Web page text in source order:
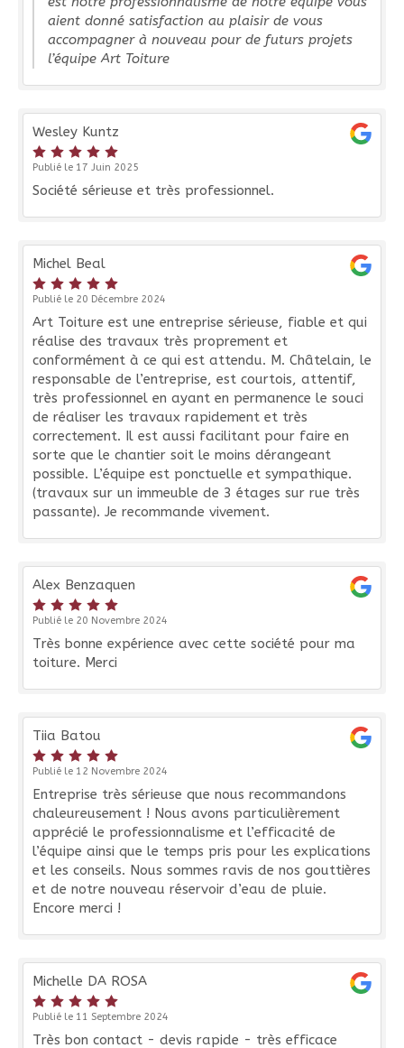
aient donné satisfaction au plaisir de vous
accompagner à nouveau pour de futurs projets
l’équipe Art Toiture
Wesley Kuntz
Publié le 17 Juin 2025
Société sérieuse et très professionnel.
Michel Beal
Publié le 20 Décembre 2024
Art Toiture est une entreprise sérieuse, fiable et qui
réalise des travaux très proprement et
conformément à ce qui est attendu. M. Châtelain, le
responsable de l’entreprise, est courtois, attentif,
très professionnel en ayant en permanence le souci
de réaliser les travaux rapidement et très
correctement. Il est aussi facilitant pour faire en
sorte que le chantier soit le moins dérangeant
possible. L’équipe est ponctuelle et sympathique.
(travaux sur un immeuble de 3 étages sur rue très
passante). Je recommande vivement.
Alex Benzaquen
Publié le 20 Novembre 2024
Très bonne expérience avec cette société pour ma
toiture. Merci
Tiia Batou
Publié le 12 Novembre 2024
Entreprise très sérieuse que nous recommandons
chaleureusement ! Nous avons particulièrement
apprécié le professionnalisme et l’efficacité de
l’équipe ainsi que le temps pris pour les explications
et les conseils. Nous sommes ravis de nos gouttières
et de notre nouveau réservoir d’eau de pluie.
Encore merci !
Michelle DA ROSA
Publié le 11 Septembre 2024
Très bon contact - devis rapide - très efficace